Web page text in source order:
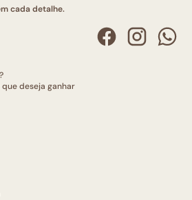
cada detalhe.
deseja ganhar